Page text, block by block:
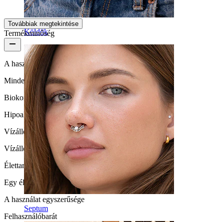
Köldök
Septum
AI fordítás Eredeti megjelenítése
Továbbiak megtekintése
Termékminőség
A használat gyakorisága
Mindennapi használat
Biokompatibilitás
Hipoallergén
Vízállóság
Vízálló
Élettartam
Egy életen át kitarthat
A használat egyszerűsége
Felhasználóbarát